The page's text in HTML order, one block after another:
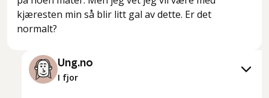
kjæresten min så blir litt gal av dette. Er det
normalt?
Ung.no
I fjor